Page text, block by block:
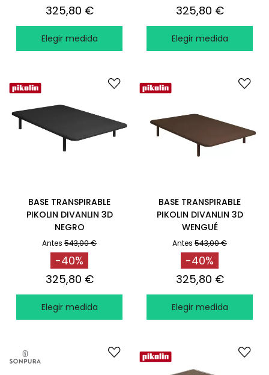
325,80 €
Elegir medida
325,80 €
Elegir medida
BASE TRANSPIRABLE
PIKOLIN DIVANLIN 3D
NEGRO
Antes 543,00 €
-40%
325,80 €
Elegir medida
BASE TRANSPIRABLE
PIKOLIN DIVANLIN 3D
WENGUÉ
Antes 543,00 €
-40%
325,80 €
Elegir medida